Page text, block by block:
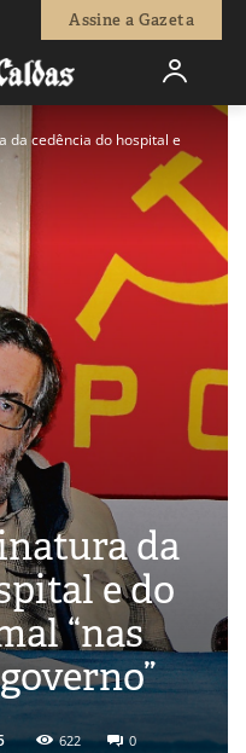
Assine a Gazeta
da cedência do hospital e
da
e do
“nas
622 0